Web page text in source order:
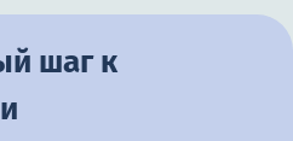
шаг к